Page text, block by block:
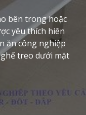
bên trong hoặc
yêu thích hiên
ăn công nghiệp
treo dưới mặt